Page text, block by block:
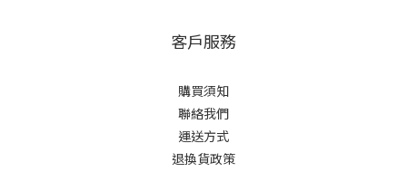
客戶服務
購買須知
聯絡我們
運送方式
退換貨政策